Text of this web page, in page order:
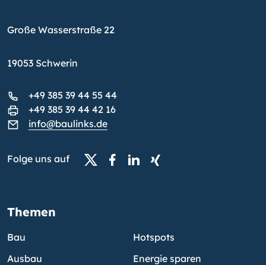
Große Wasserstraße 22
19053 Schwerin
+49 385 39 44 55 44
+49 385 39 44 42 16
info@baulinks.de
Folge uns auf
Themen
Bau
Ausbau
Hotspots
Energie sparen